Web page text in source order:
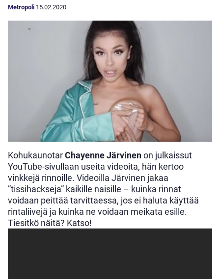
Metropoli 15.02.2020
KohukaunotarChayenne Järvinenon julkaissut
YouTube-sivullaan useita videoita, hän kertoo
vinkkejä rinnoille. Videoilla Järvinen jakaa
”tissihackseja” kaikille naisille – kuinka rinnat
voidaan peittää tarvittaessa, jos ei haluta käyttää
rintaliivejä ja kuinka ne voidaan meikata esille.
Tiesitkö näitä? Katso!